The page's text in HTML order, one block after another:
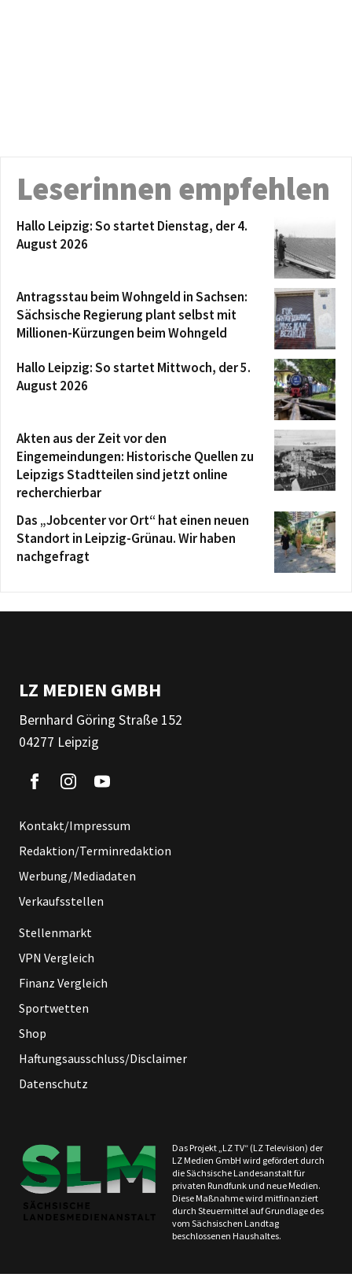
Leserinnen empfehlen
Hallo Leipzig: So startet Dienstag, der 4.
August 2026
Antragsstau beim Wohngeld in Sachsen:
Sächsische Regierung plant selbst mit
Millionen-Kürzungen beim Wohngeld
Hallo Leipzig: So startet Mittwoch, der 5.
August 2026
Akten aus der Zeit vor den
Eingemeindungen: Historische Quellen zu
Leipzigs Stadtteilen sind jetzt online
recherchierbar
Das „Jobcenter vor Ort“ hat einen neuen
Standort in Leipzig-Grünau. Wir haben
nachgefragt
LZ MEDIEN GMBH
Bernhard Göring Straße 152
04277 Leipzig
Kontakt/Impressum
Redaktion/Terminredaktion
Werbung/Mediadaten
Verkaufsstellen
Stellenmarkt
VPN Vergleich
Finanz Vergleich
Sportwetten
Shop
Haftungsausschluss/Disclaimer
Datenschutz
Das Projekt „LZ TV“ (LZ Television) der
LZ Medien GmbH wird gefördert durch
die Sächsische Landesanstalt für
privaten Rundfunk und neue Medien.
Diese Maßnahme wird mitfinanziert
durch Steuermittel auf Grundlage des
vom Sächsischen Landtag
beschlossenen Haushaltes.